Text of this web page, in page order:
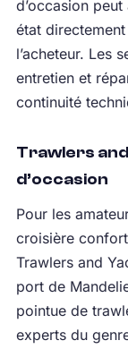
d’occasion
état
l’acheteur. Les
entretien et
continuité
Trawlers
d’occasion
Pour les
croisière
Trawlers and
port de
pointue de
experts du